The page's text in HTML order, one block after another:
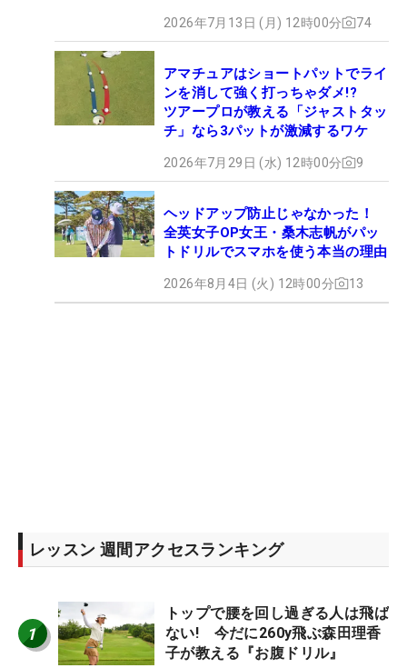
2026年7月13日 (月) 12時00分 74
アマチュアはショートパットでライ
ンを消して強く打っちゃダメ!?
ツアープロが教える「ジャストタッ
チ」なら3パットが激減するワケ
2026年7月29日 (水) 12時00分 9
ヘッドアップ防止じゃなかった！
全英女子OP女王・桑木志帆がパッ
トドリルでスマホを使う本当の理由
2026年8月4日 (火) 12時00分 13
レッスン 週間アクセスランキング
1
トップで腰を回し過ぎる人は飛ば
ない! 今だに260y飛ぶ森田理香
子が教える『お腹ドリル』